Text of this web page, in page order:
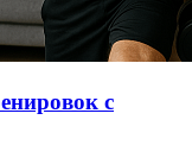
с